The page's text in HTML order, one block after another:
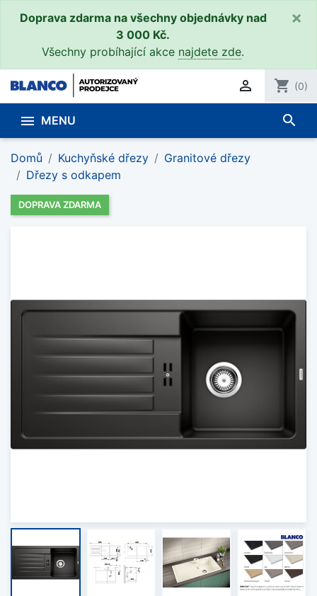
Doprava zdarma na všechny objednávky nad
3 000 Kč.
Všechny probíhající akce najdete zde.
×
 shopping_cart (0)
 MENU search
Domů Kuchyňské dřezy
Granitové dřezy
Dřezy s odkapem
DOPRAVA ZDARMA